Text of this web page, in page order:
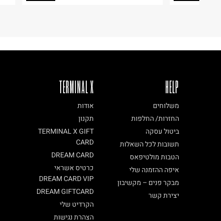
TERMINAL X
אודות
תקנון
TERMINAL X GIFT
CARD
DREAM CARD
כרטיס אשראי
DREAM CARD VIP
DREAM GIFTCARD
הקרדיט שלי
הצהרת נגישות
HELP
משלוחים
החזרות/ החלפות
ביטול עסקה
תשובות לכל השאלות
הטבות מולטיפאס
איפה ההזמנה שלי
מבקר פנים – מקשיבון
יצירת קשר